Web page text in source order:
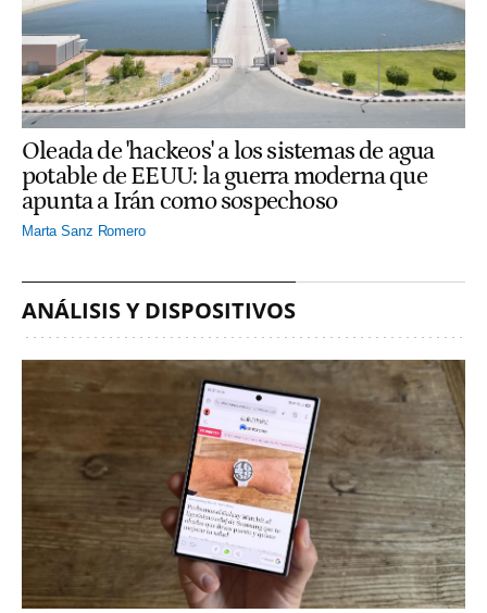
Oleada de 'hackeos' a los sistemas de agua
potable de EEUU: la guerra moderna que
apunta a Irán como sospechoso
Marta Sanz Romero
ANÁLISIS Y DISPOSITIVOS